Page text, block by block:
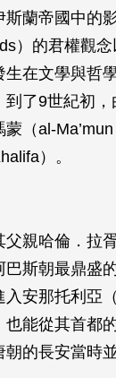
斯蘭帝國中的
）的君權觀
生在文學與哲
到了9世紀初
蒙（al-
）。
父親哈倫．拉
巴斯朝最鼎盛
入安那托利亞
也能從其首都
朝的長安當時